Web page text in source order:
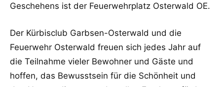
Geschehens ist der Feuerwehrplatz Osterwald OE.
Der Kürbisclub Garbsen-Osterwald und die
Feuerwehr Osterwald freuen sich jedes Jahr auf
die Teilnahme vieler Bewohner und Gäste und
hoffen, das Bewusstsein für die Schönheit und